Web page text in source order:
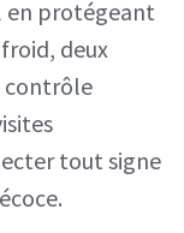
en protégeant
deux
contrôle
tout signe